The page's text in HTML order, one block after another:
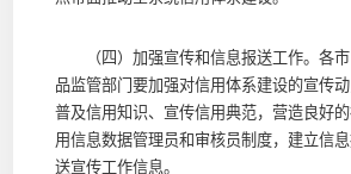
（四）加强宣传和信息报送工作。各市
品监管部门要加强对信用体系建设的宣传
普及信用知识、宣传信用典范，营造良好
用信息数据管理员和审核员制度，建立信
送宣传工作信息。